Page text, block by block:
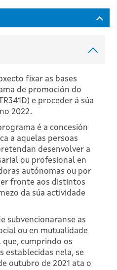
fixar as bases
de promoción do
e proceder á súa
2022.
é a concesión
a aquelas persoas
desenvolver a
ou profesional en
autónomas ou por
fronte aos distintos
da súa actividade
subvencionaranse as
ou en mutualidade
cumprindo os
establecidas nela, se
outubro de 2021 ata o